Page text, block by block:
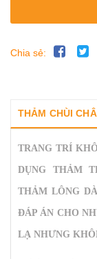
Chia sẻ:
THẢM CHÙI
TRANG TRÍ
DỤNG THẢM
THẢM LÔNG
ĐÁP ÁN CHO
LẠ NHƯNG